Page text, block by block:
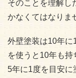
そのことを理解し
かなくてはなりま
外壁塗装は10年に
を使うと10年も持
5年に1度を目安に